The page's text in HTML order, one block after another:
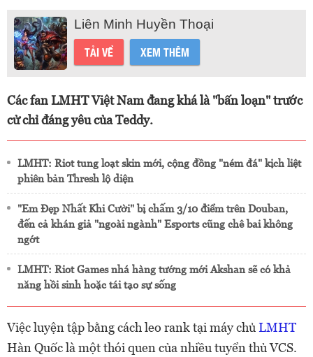
Liên Minh Huyền Thoại
TẢI VỀ XEM THÊM
Các fan LMHT Việt Nam đang khá là "bấn loạn" trước
cử chỉ đáng yêu của Teddy.
LMHT: Riot tung loạt skin mới, cộng đồng "ném đá" kịch liệt
phiên bản Thresh lộ diện
"Em Đẹp Nhất Khi Cười" bị chấm 3/10 điểm trên Douban,
đến cả khán giả "ngoài ngành" Esports cũng chê bai không
ngớt
LMHT: Riot Games nhá hàng tướng mới Akshan sẽ có khả
năng hồi sinh hoặc tái tạo sự sống
Việc luyện tập bằng cách leo rank tại máy chủ LMHT
Hàn Quốc là một thói quen của nhiều tuyển thủ VCS.